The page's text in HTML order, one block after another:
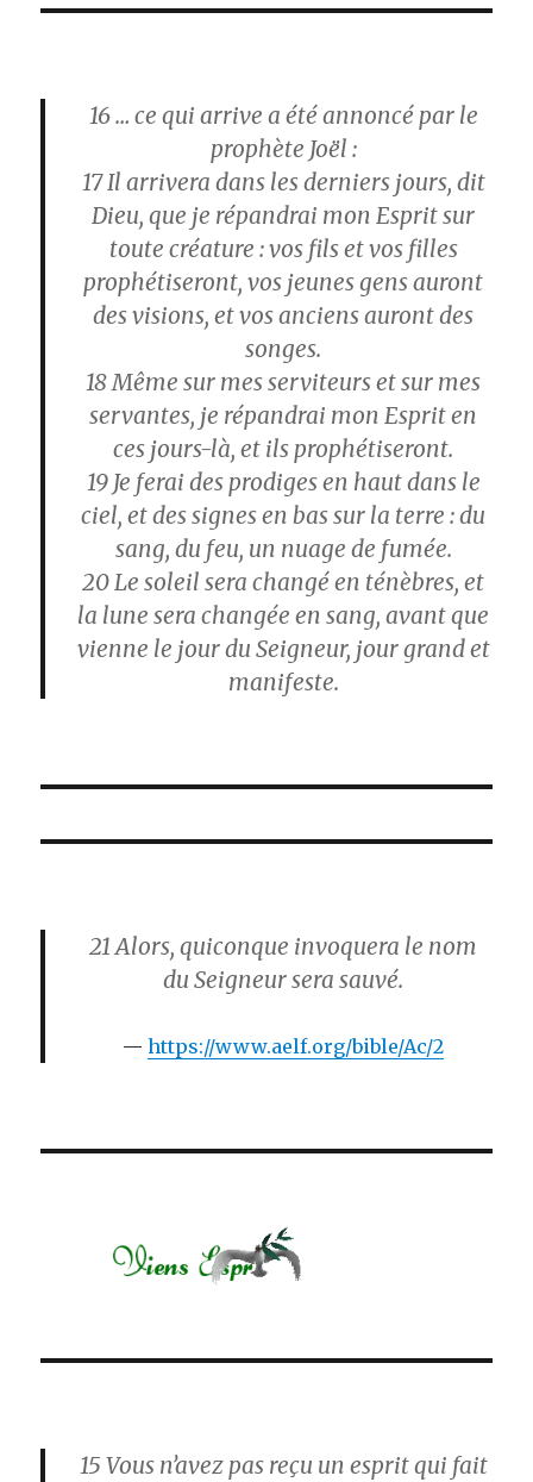
16… ce qui arrive a été annoncé par le
prophète Joël :
17Il arrivera dans les derniers jours, dit
Dieu, que je répandrai mon Esprit sur
toute créature : vos fils et vos filles
prophétiseront, vos jeunes gens auront
des visions, et vos anciens auront des
songes.
18 Même sur mes serviteurs et sur mes
servantes, je répandrai mon Esprit en
ces jours-là, et ils prophétiseront.
19Je ferai des prodiges en haut dans le
ciel, et des signes en bas sur la terre : du
sang, du feu, un nuage de fumée.
20 Le soleil sera changé en ténèbres, et
la lune sera changée en sang, avant que
vienne le jour du Seigneur, jour grand et
manifeste.
21 Alors, quiconque invoquera le nom
du Seigneur sera sauvé.
https://www.aelf.org/bible/Ac/2
15 Vous n’avez pas reçu un esprit qui fait